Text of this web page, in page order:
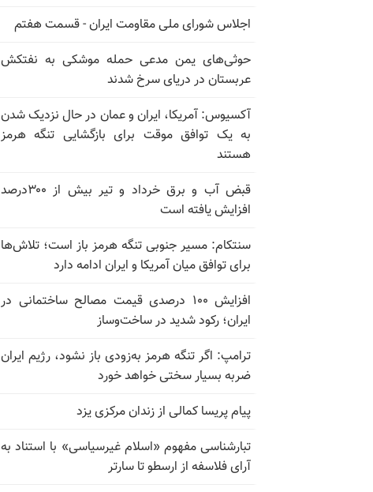
اجلاس شورای ملی مقاومت ایران - قسمت هفتم
حوثی‌های یمن مدعی حمله موشکی به نفتکش
عربستان در دریای سرخ شدند
آکسیوس: آمریکا، ایران و عمان در حال نزدیک شدن
به یک توافق موقت برای بازگشایی تنگه هرمز
هستند
قبض آب و برق خرداد و تیر بیش از ۳۰۰درصد
افزایش یافته است
سنتکام: مسیر جنوبی تنگه هرمز باز است؛ تلاش‌ها
برای توافق میان آمریکا و ایران ادامه دارد
افزایش ۱۰۰ درصدی قیمت مصالح ساختمانی در
ایران؛ رکود شدید در ساخت‌وساز
ترامپ: اگر تنگه هرمز به‌زودی باز نشود، رژیم ایران
ضربه بسیار سختی خواهد خورد
پیام پریسا کمالی از زندان مرکزی یزد
تبارشناسی مفهوم «اسلام غیرسیاسی» با استناد به
آرای فلاسفه از ارسطو تا سارتر